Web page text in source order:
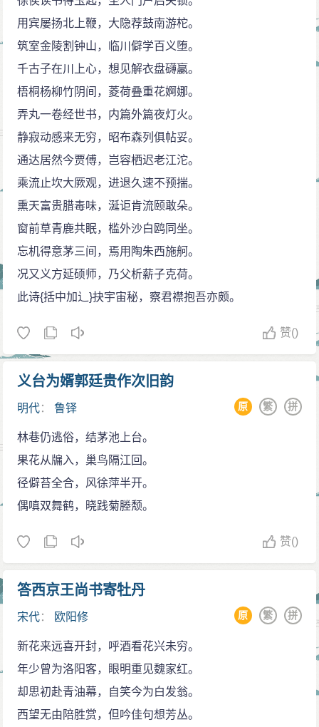
用宾屡扬北上鞭，大隐荐鼓南游柁。
筑室金陵割钟山，临川僻学百义堕。
千古子在川上心，想见解衣盘礴臝。
梧桐杨柳竹阴间，菱荷叠重花婀娜。
弄丸一卷经世书，内篇外篇夜灯火。
静寂动感来无穷，昭布森列俱帖妥。
通达居然今贾傅，岂容栖迟老江沱。
乘流止坎大厥观，进退久速不预揣。
熏天富贵腊毒味，涎讵肯流颐敢朵。
窗前草青鹿共眠，槛外沙白鸥同坐。
忘机得意茅三间，焉用陶朱西施舸。
况又义方延硕师，乃父析薪子克荷。
此诗{括中加辶}抉宇宙秘，察君襟抱吾亦颇。
赞()
义台为婿郭廷贵作次旧韵
明代：鲁铎 拼
繁
原
林巷仍逃俗，结茅池上台。
果花从牖入，巢鸟隔江回。
径僻苔全合，风徐萍半开。
偶嗔双舞鹤，晓践菊塍颓。
赞()
答西京王尚书寄牡丹
宋代： 欧阳修 拼
繁
原
新花来远喜开封，呼酒看花兴未穷。
年少曾为洛阳客，眼明重见魏家红。
却思初赴青油幕，自笑今为白发翁。
西望无由陪胜赏，但吟佳句想芳丛。